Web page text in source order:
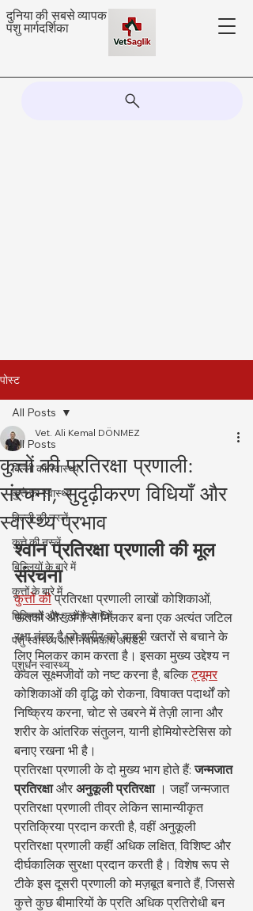
दुनिया की सबसे व्यापक
पशु मार्गदर्शिका
पोस्ट
All Posts
बिल्ली का स्वास्थ्य
कुत्ते का स्वास्थ्य
बिल्ली की नस्लें
कुत्ते की नस्लें
बिल्लियों के बारे में
कुत्तों के बारे में
बिल्लियों और कुत्तों के बारे में
पशु स्वास्थ्य और नियामकीय अपडेट
पशुधन स्वास्थ्य
All Posts
कुत्तों की प्रतिरक्षा प्रणाली:
संरचना, सुदृढ़ीकरण विधियाँ और
स्वास्थ्य प्रभाव
Vet. Ali Kemal DÖNMEZ
श्वान प्रतिरक्षा प्रणाली की मूल
संरचना
कुत्तों की प्रतिरक्षा प्रणाली लाखों कोशिकाओं,
ऊतकों और अंगों से मिलकर बना एक अत्यंत जटिल
रक्षा तंत्र है जो शरीर को बाहरी खतरों से बचाने के
लिए मिलकर काम करता है। इसका मुख्य उद्देश्य न
केवल सूक्ष्मजीवों को नष्ट करना है, बल्कि ट्यूमर
कोशिकाओं की वृद्धि को रोकना, विषाक्त पदार्थों को
निष्क्रिय करना, चोट से उबरने में तेज़ी लाना और
शरीर के आंतरिक संतुलन, यानी होमियोस्टेसिस को
बनाए रखना भी है।
प्रतिरक्षा प्रणाली के दो मुख्य भाग होते हैं: जन्मजात
प्रतिरक्षा और अनुकूली प्रतिरक्षा । जहाँ जन्मजात
प्रतिरक्षा प्रणाली तीव्र लेकिन सामान्यीकृत
प्रतिक्रिया प्रदान करती है, वहीं अनुकूली
प्रतिरक्षा प्रणाली कहीं अधिक लक्षित, विशिष्ट और
दीर्घकालिक सुरक्षा प्रदान करती है। विशेष रूप से
टीके इस दूसरी प्रणाली को मज़बूत बनाते हैं, जिससे
कुत्ते कुछ बीमारियों के प्रति अधिक प्रतिरोधी बन